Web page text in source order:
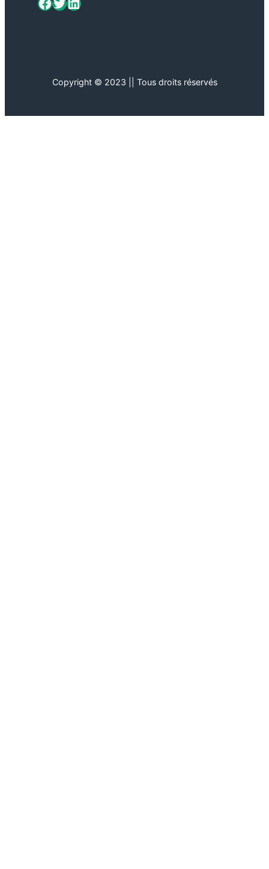
Copyright © 2023 || Tous droits réservés